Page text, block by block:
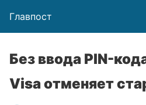
Главпост
Без ввода PIN-
Visa отменяет